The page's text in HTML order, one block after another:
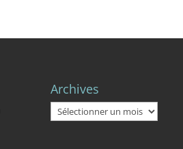
Archives
Archives